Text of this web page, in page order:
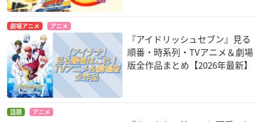
劇場アニメ アニメ
『アイドリッシュセブン』見る
順番・時系列・TVアニメ＆劇場
版全作品まとめ【2026年最新】
話題 アニメ